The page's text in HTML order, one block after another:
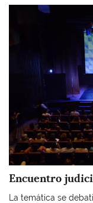
Encuentro
La temática se